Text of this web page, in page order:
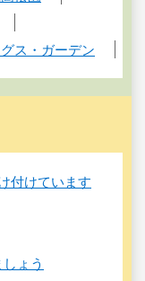
ス・ガーデン
付けています
ょう